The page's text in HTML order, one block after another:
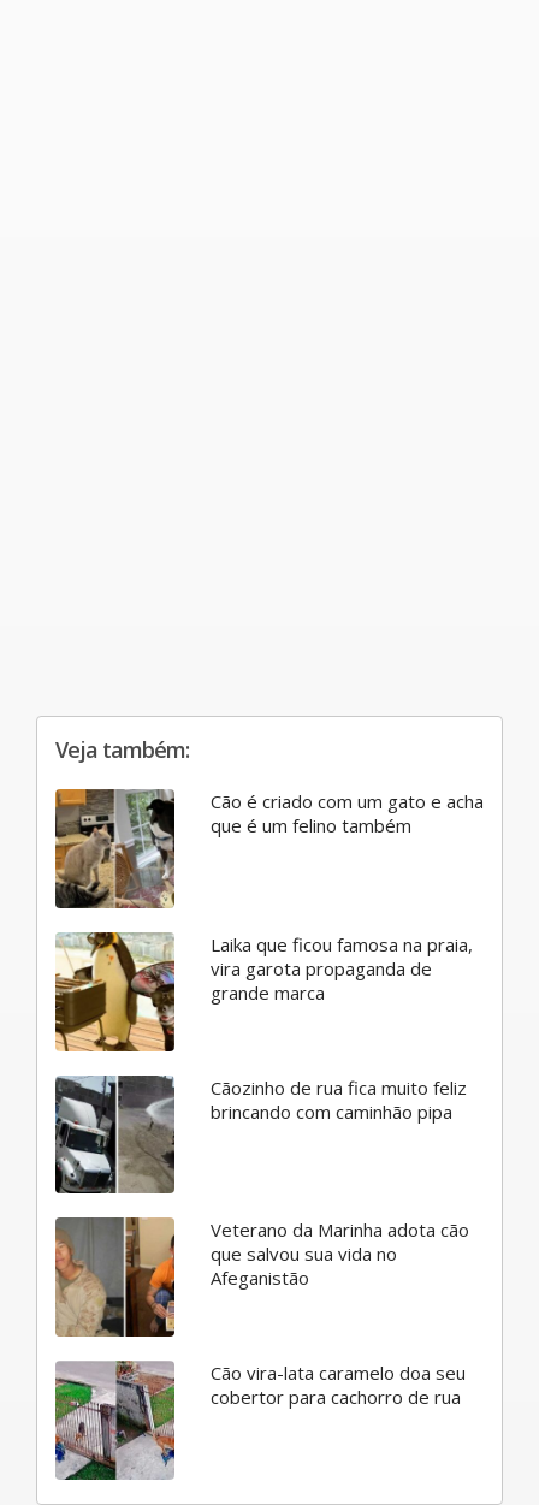
Veja também:
Cão é criado com um gato e acha
que é um felino também
Laika que ficou famosa na praia,
vira garota propaganda de
grande marca
Cãozinho de rua fica muito feliz
brincando com caminhão pipa
Veterano da Marinha adota cão
que salvou sua vida no
Afeganistão
Cão vira-lata caramelo doa seu
cobertor para cachorro de rua